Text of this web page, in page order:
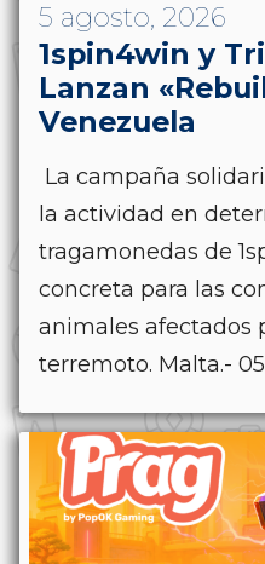
5 agosto, 2026
1spin4win y
Lanzan
Venezuela
La campaña
la actividad en
tragamonedas de
concreta para las
animales afectados
terremoto. Malta.-